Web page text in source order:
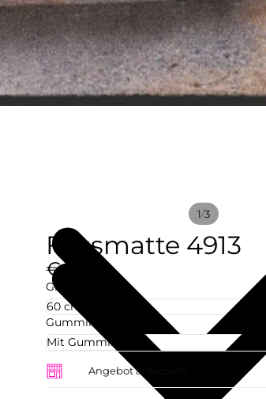
1/3
Fussmatte 4913
€42,73
Größe
Gummirand
Angebot anfordern